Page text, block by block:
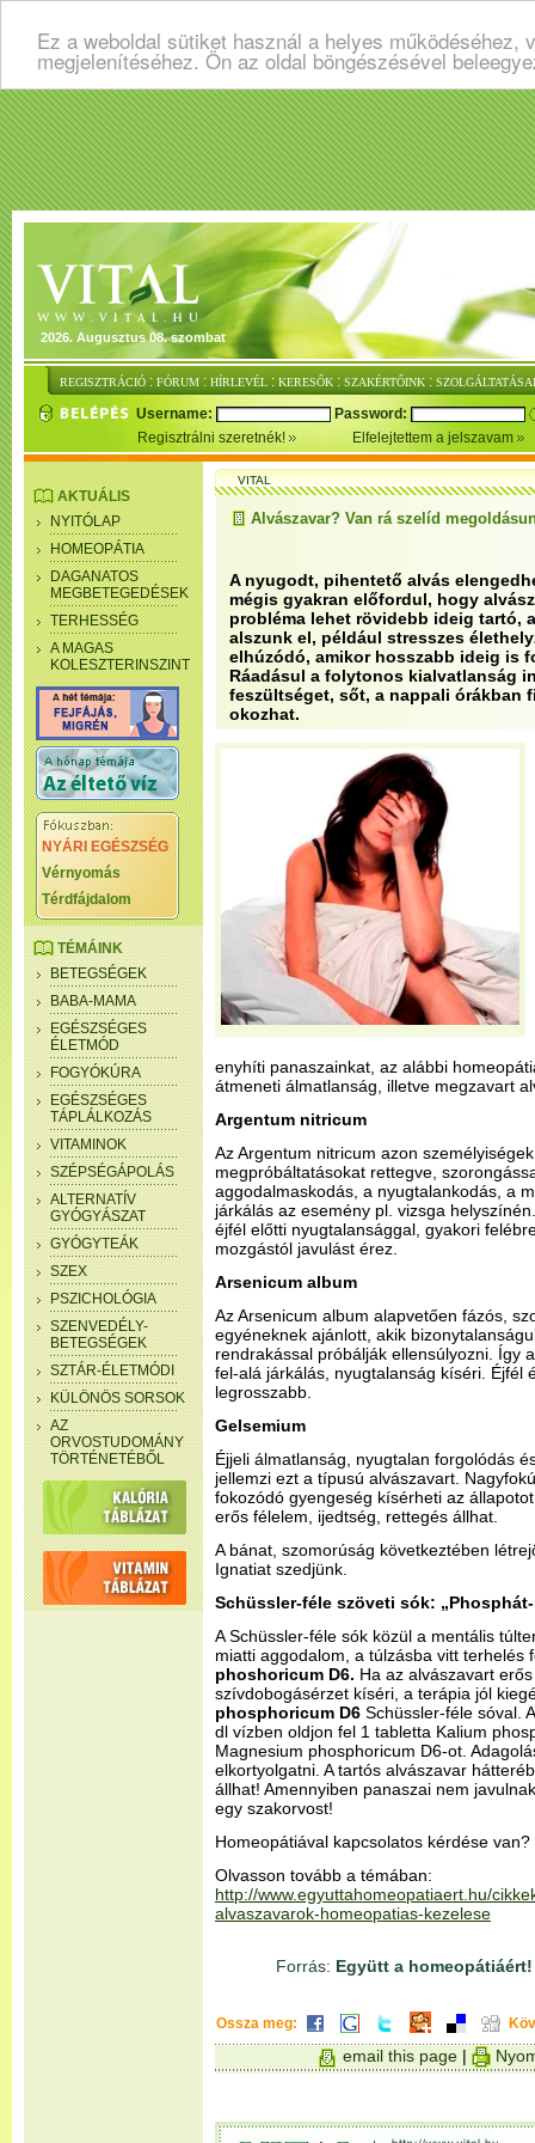
Ez a weboldal sütiket használ a helyes
megjelenítéséhez. Ön az oldal böngészésével
2026. Augusztus 08. szombat
REGISZTRÁCIÓ : FÓRUM : HÍRLEVÉL : KERESŐK : SZAKÉRTŐINK :
Username:
Password:
Regisztrálni szeretnék!
Elfelejtettem a jelszavam
AKTUÁLIS
NYITÓLAP
HOMEOPÁTIA
DAGANATOS
MEGBETEGEDÉSEK
TERHESSÉG
A MAGAS
KOLESZTERINSZINT
NYÁRI EGÉSZSÉG
Vérnyomás
Térdfájdalom
TÉMÁINK
BETEGSÉGEK
BABA-MAMA
EGÉSZSÉGES
ÉLETMÓD
FOGYÓKÚRA
EGÉSZSÉGES
TÁPLÁLKOZÁS
VITAMINOK
SZÉPSÉGÁPOLÁS
ALTERNATÍV
GYÓGYÁSZAT
GYÓGYTEÁK
SZEX
PSZICHOLÓGIA
SZENVEDÉLY-
BETEGSÉGEK
SZTÁR-ÉLETMÓDI
KÜLÖNÖS SORSOK
AZ
ORVOSTUDOMÁNY
TÖRTÉNETÉBŐL
VITAL
Alvászavar? Van rá szelíd
A nyugodt, pihentető alvás
mégis gyakran előfordul, hogy
probléma lehet rövidebb ideig tartó,
alszunk el, például stresszes
elhúzódó, amikor hosszabb ideig is
Ráadásul a folytonos kialvatlanság
feszültséget, sőt, a nappali órákban
okozhat.
enyhíti panaszainkat, az alábbi
átmeneti álmatlanság, illetve megzavart
Argentum nitricum
Az Argentum nitricum azon
megpróbáltatásokat rettegve,
aggodalmaskodás, a nyugtalankodás, a
járkálás az esemény pl. vizsga
éjfél előtti nyugtalansággal, gyakori
mozgástól javulást érez.
Arsenicum album
Az Arsenicum album alapvetően fázós,
egyéneknek ajánlott, akik
rendrakással próbálják ellensúlyozni. Így
fel-alá járkálás, nyugtalanság kíséri. Éjfél
legrosszabb.
Gelsemium
Éjjeli álmatlanság, nyugtalan forgolódás
jellemzi ezt a típusú alvászavart.
fokozódó gyengeség kísérheti az
erős félelem, ijedtség, rettegés állhat.
A bánat, szomorúság következtében
Ignatiat szedjünk.
Schüssler-féle szöveti sók:
A Schüssler-féle sók közül a mentális
miatti aggodalom, a túlzásba vitt terhelés
phoshoricum D6. Ha az alvászavart
szívdobogásérzet kíséri, a terápia jól
phosphoricum D6 Schüssler-féle sóval.
dl vízben oldjon fel 1 tabletta Kalium
Magnesium phosphoricum D6-ot.
elkortyolgatni. A tartós alvászavar
állhat! Amennyiben panaszai nem
egy szakorvost!
Homeopátiával kapcsolatos kérdése
Olvasson tovább a témában:
http://www.egyuttahomeopatiaert.hu/
alvaszavarok-homeopatias-kezelese
Forrás: Együtt a
Ossza meg:
email this page |